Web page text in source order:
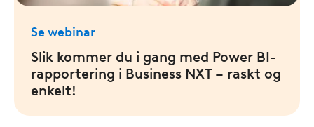
Se webinar
Slik kommer du i gang med Power BI-
rapportering i Business NXT – raskt og
enkelt!